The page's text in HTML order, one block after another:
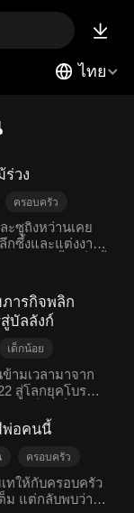
ไทย
ร่วง
ครอบครัว
ด็กน้อย
ยใหม่
ะซูถิงหว่านเคย
กซึ้งและแต่งงาน
นที่รักอยู่แล้ว และ
บเขาเป็นเพียง
เงินทองเท่านั้น
เย่หยู่ กลับมา
โดยโกหกว่าเคย
งเลือด จี้หลินเฉิง
ายามชดเชย
ยู่วางแผนใส่ร้าย
ายครั้ง จี้หลินเฉิ
ว่าซูถิงหว่านเป็น
า ในอุบัติเหตุรถ
งหว่านที่บาดเจ็บ
เย่หยู่โดยไม่ลังเล
ารกิจพลิก
บัลลังก์
เด็กน้อย
การกลับมา
ามเวลามาจาก
สู่โลกยุคโบราณ
ระโอรสองค์โต
างและลูกชายถูก
า ฮ่องเต้ และ
รังเกียจเพราะ
ดท้ายต้องจบชีวิต
าในวังหลัง เพื่อที่
พ่อคนนี้
ครอบครัว
เสียใจ
ทให้กับครอบครัว
ม แต่กลับพบว่า